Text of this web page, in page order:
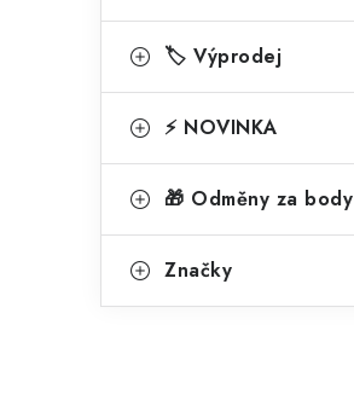
🏷️ Výprodej
⚡ NOVINKA
🎁 Odměny za body
Značky